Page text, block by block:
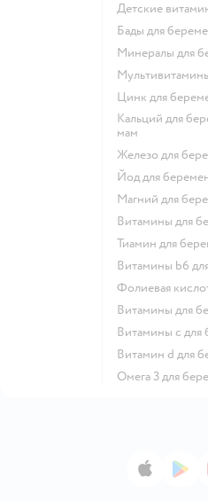
Детские
Бады для
Минералы для
Цинк для
Кальций для беременных женщин и кормящих
мам
Железо для
Йод для
Магний для
Витамины для
Тиамин для
Витамины b6
Фолиевая
Витамины для
Витамины c
Витамин d для
Омега 3 для
App Store